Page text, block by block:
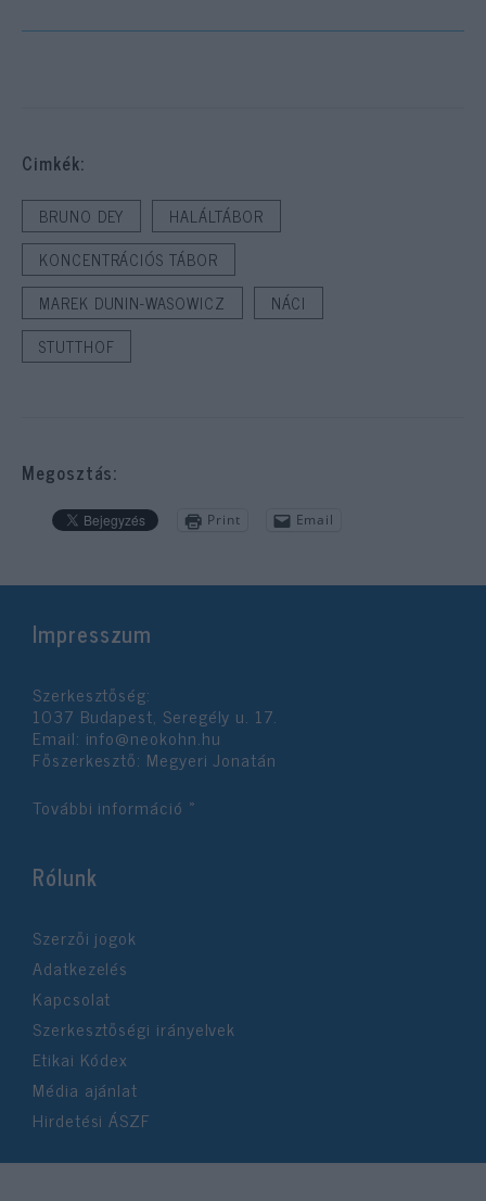
Cimkék:
BRUNO DEY
HALÁLTÁBOR
KONCENTRÁCIÓS TÁBOR
MAREK DUNIN-WASOWICZ
NÁCI
STUTTHOF
Megosztás:
Print Email
Impresszum
Szerkesztőség:
1037 Budapest, Seregély u. 17.
Email: info@neokohn.hu
Főszerkesztő: Megyeri Jonatán
További információ »
Rólunk
Szerzői jogok
Adatkezelés
Kapcsolat
Szerkesztőségi irányelvek
Etikai Kódex
Média ajánlat
Hirdetési ÁSZF